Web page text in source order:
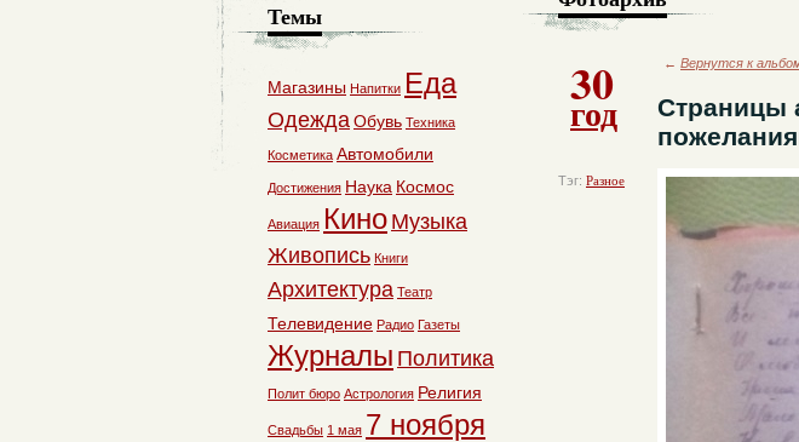
30
год
Тэг: Разное
← Вернутся к
Страницы
Темы
Магазины Напитки Еда
ОдеждаОбувь Техника
Косметика Автомобили
Достижения Наука Космос
Авиация Кино Музыка
Живопись Книги
Архитектура Театр
Телевидение Радио Газеты
Журналы Политика
Полит бюро Астрология Религия
Свадьбы 1 мая 7 ноября